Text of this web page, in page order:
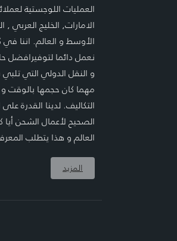
العمليات اللوجستية
الامارات, الخليج العربي ,
الأوسط و العالم. اننا
نعمل دائما لتوفيرافضل
و النقل الدولي التي تلبي
مهما كان حجمها بالوقت و
التكاليف. لدينا القدرة على
الصحيح لأعمال الشحن
العالم و هذا يتطلب
المزيد